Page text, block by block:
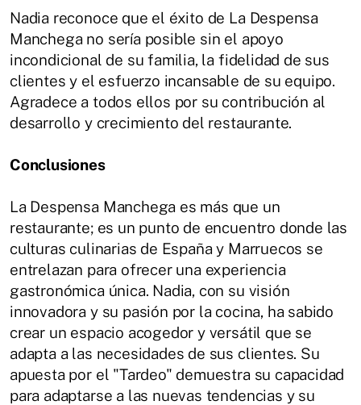
Nadia reconoce que el éxito de La Despensa
Manchega no sería posible sin el apoyo
incondicional de su familia, la fidelidad de sus
clientes y el esfuerzo incansable de su equipo.
Agradece a todos ellos por su contribución al
desarrollo y crecimiento del restaurante.
Conclusiones
La Despensa Manchega es más que un
restaurante; es un punto de encuentro donde las
culturas culinarias de España y Marruecos se
entrelazan para ofrecer una experiencia
gastronómica única. Nadia, con su visión
innovadora y su pasión por la cocina, ha sabido
crear un espacio acogedor y versátil que se
adapta a las necesidades de sus clientes. Su
apuesta por el "Tardeo" demuestra su capacidad
para adaptarse a las nuevas tendencias y su